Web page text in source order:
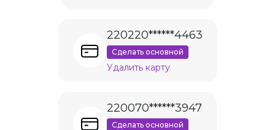
220220******4463
Сделать основной
Удалить карту
220070******3947
Сделать основной